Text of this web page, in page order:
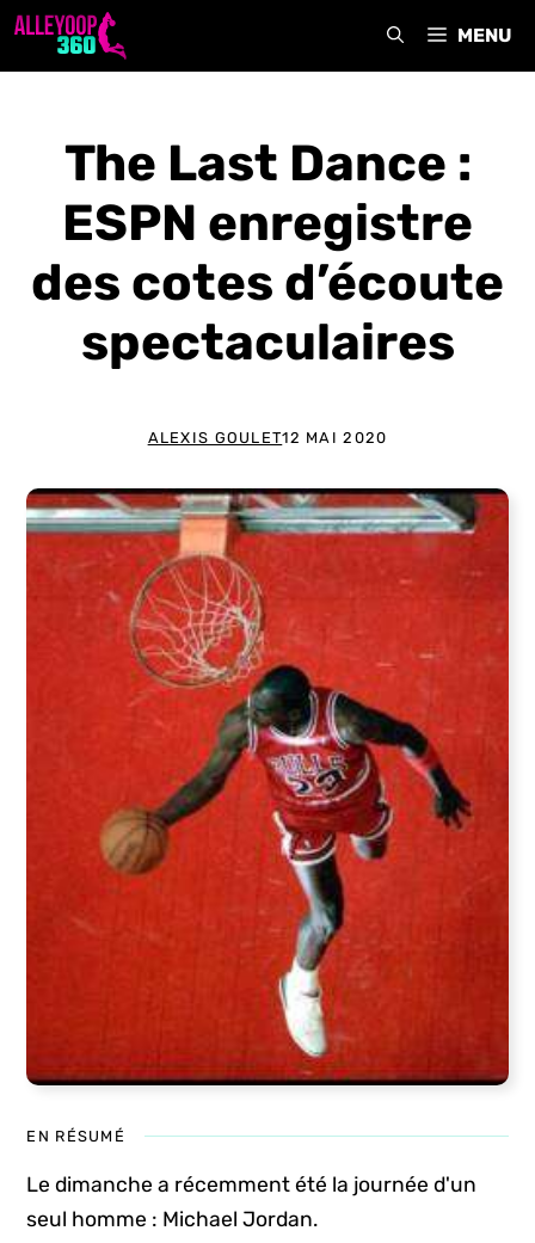
Aller
MENU
The Last Dance :
ESPN enregistre
des cotes d’écoute
spectaculaires
ALEXIS GOULET12 MAI 2020
EN RÉSUMÉ
Le dimanche a récemment été la journée d'un
seul homme : Michael Jordan.